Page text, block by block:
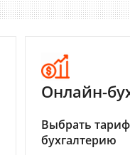
Онлайн-
Выбрать
бухгалтерию